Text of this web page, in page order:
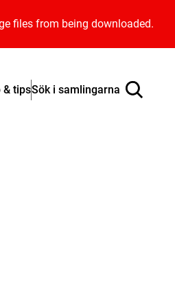
files from being downloaded.
& tipsSök i samlingarna